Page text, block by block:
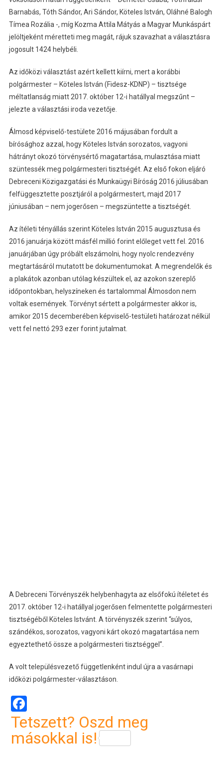
Barnabás, Tóth Sándor, Ari Sándor, Köteles István, Oláhné Balogh
Tímea Rozália -, míg Kozma Attila Mátyás a Magyar Munkáspárt
jelöltjeként méretteti meg magát, rájuk szavazhat a választásra
jogosult 1424 helybéli.
Az időközi választást azért kellett kiírni, mert a korábbi
polgármester – Köteles István (Fidesz-KDNP) – tisztsége
méltatlanság miatt 2017. október 12-i hatállyal megszűnt –
jelezte a választási iroda vezetője.
Álmosd képviselő-testülete 2016 májusában fordult a
bírósághoz azzal, hogy Köteles István sorozatos, vagyoni
hátrányt okozó törvénysértő magatartása, mulasztása miatt
szüntessék meg polgármesteri tisztségét. Az első fokon eljáró
Debreceni Közigazgatási és Munkaügyi Bíróság 2016 júliusában
felfüggesztette posztjáról a polgármestert, majd 2017
júniusában – nem jogerősen – megszüntette a tisztségét.
Az ítéleti tényállás szerint Köteles István 2015 augusztusa és
2016 januárja között másfél millió forint előleget vett fel. 2016
januárjában úgy próbált elszámolni, hogy nyolc rendezvény
megtartásáról mutatott be dokumentumokat. A megrendelők és
a plakátok azonban utólag készültek el, az azokon szereplő
időpontokban, helyszíneken és tartalommal Álmosdon nem
voltak események. Törvényt sértett a polgármester akkor is,
amikor 2015 decemberében képviselő-testületi határozat nélkül
vett fel nettó 293 ezer forint jutalmat.
A Debreceni Törvényszék helybenhagyta az elsőfokú ítéletet és
2017. október 12-i hatállyal jogerősen felmentette polgármesteri
tisztségéből Köteles Istvánt. A törvényszék szerint “súlyos,
szándékos, sorozatos, vagyoni kárt okozó magatartása nem
egyeztethető össze a polgármesteri tisztséggel”.
A volt településvezető függetlenként indul újra a vasárnapi
időközi polgármester-választáson.
Facebook
Tetszett? Oszd meg
másokkal is!